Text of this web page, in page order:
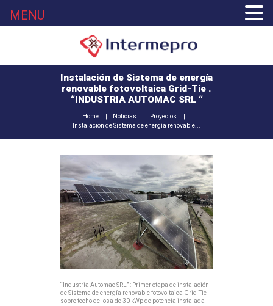
Instalación de Sistema de energía
renovable fotovoltaica Grid-Tie .
“INDUSTRIA AUTOMAC SRL “
Home Noticias
Proyectos
Instalación de Sistema de energía renovable...
“Industria Automac SRL” : Primer etapa de instalación
de Sistema de energía renovable fotovoltaica Grid-Tie
sobre techo de losa de 30 kWp de potencia instalada
MENU